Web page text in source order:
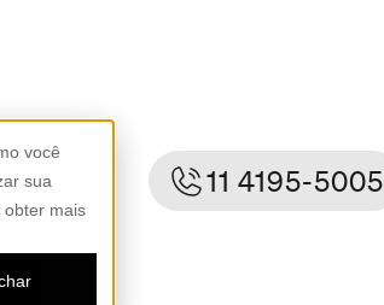
você
sua
obter mais
11 4195-5005